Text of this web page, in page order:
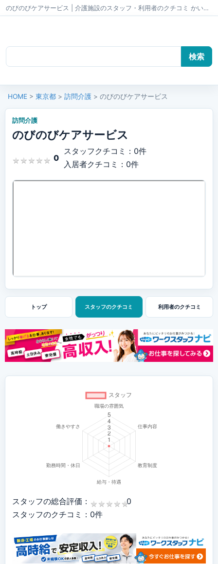
のびのびケアサービス | 介護施設のスタッフ・利用者のクチコミ かいごちゃんねる
HOME > 東京都 > 訪問介護 > のびのびケアサービス
訪問介護
のびのびケアサービス
★ ★ ★ ★ ★
★ ★ ★ ★ ★ 0
スタッフクチコミ：0件
入居者クチコミ：0件
トップ スタッフのクチコミ 利用者のクチコミ
スタッフの総合評価： ★ ★ ★ ★ ★
★ ★ ★ ★ ★0
スタッフのクチコミ：0件